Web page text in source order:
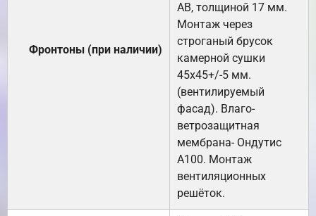
Фронтоны (при наличии)
АВ, толщиной 17 мм.
Монтаж через
строганый брусок
камерной сушки
45х45+/-5 мм.
(вентилируемый
фасад). Влаго-
ветрозащитная
мембрана- Ондутис
А100. Монтаж
вентиляционных
решёток.